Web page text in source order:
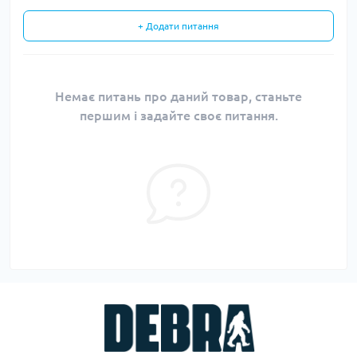
+ Додати питання
Немає питань про даний товар, станьте
першим і задайте своє питання.